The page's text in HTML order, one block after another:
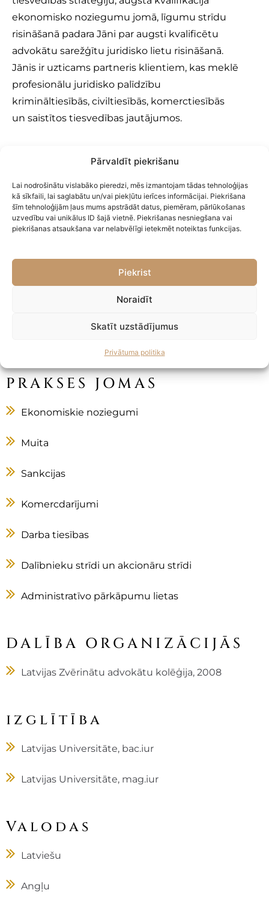
Pārvaldīt piekrišanu
Lai nodrošinātu vislabāko pieredzi, mēs izmantojam tādas tehnoloģijas
kā sīkfaili, lai saglabātu un/vai piekļūtu ierīces informācijai. Piekrišana
šīm tehnoloģijām ļaus mums apstrādāt datus, piemēram, pārlūkošanas
uzvedību vai unikālus ID šajā vietnē. Piekrišanas nesniegšana vai
piekrišanas atsaukšana var nelabvēlīgi ietekmēt noteiktas funkcijas.
Piekrist
Noraidīt
Skatīt uzstādījumus
Privātuma politika
ekonomisko noziegumu jomā, līgumu strīdu
risināšanā padara Jāni par augsti kvalificētu
advokātu sarežģītu juridisko lietu risināšanā.
Jānis ir uzticams partneris klientiem, kas meklē
profesionālu juridisko palīdzību
krimināltiesībās, civiltiesībās, komerctiesībās
un saistītos tiesvedības jautājumos.
Nosūtīt ziņu
Pagātne ir Tava MĀCĪBA
Tagadne ir Tava DĀVANA
PRAKSES JOMAS
Ekonomiskie noziegumi
Muita
Sankcijas
Komercdarījumi
Darba tiesības
Dalībnieku strīdi un akcionāru strīdi
Administratīvo pārkāpumu lietas
DALĪBA ORGANIZĀCIJĀS
Latvijas Zvērinātu advokātu kolēģija, 2008
izglītība
Latvijas Universitāte, bac.iur
Latvijas Universitāte, mag.iur
Valodas
Latviešu
Angļu